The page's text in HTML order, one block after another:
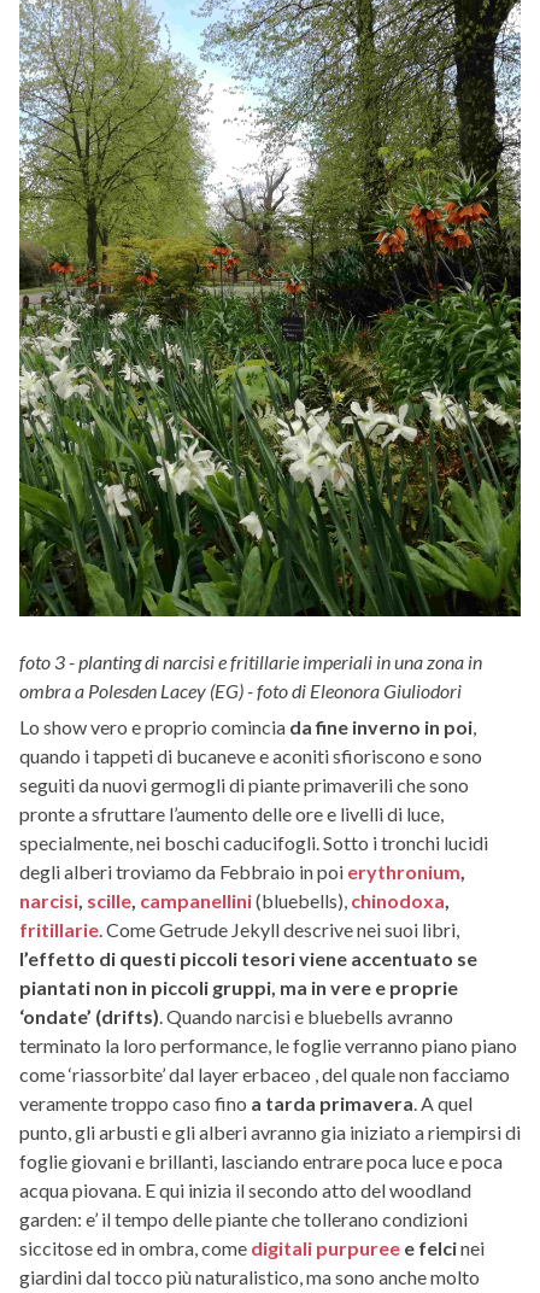
foto 3 - planting di narcisi e fritillarie imperiali in una zona in
ombra a Polesden Lacey (EG) - foto di Eleonora Giuliodori
Lo show vero e proprio comincia da fine inverno in poi,
quando i tappeti di bucaneve e aconiti sfioriscono e sono
seguiti da nuovi germogli di piante primaverili che sono
pronte a sfruttare l’aumento delle ore e livelli di luce,
specialmente, nei boschi caducifogli. Sotto i tronchi lucidi
degli alberi troviamo da Febbraio in poi erythronium,
narcisi, scille, campanellini(bluebells), chinodoxa,
fritillarie. Come Getrude Jekyll descrive nei suoi libri,
l’effetto di questi piccoli tesori viene accentuato se
piantati non in piccoli gruppi, ma in vere e proprie
‘ondate’ (drifts). Quando narcisi e bluebells avranno
terminato la loro performance, le foglie verranno piano piano
come ‘riassorbite’ dal layer erbaceo , del quale non facciamo
veramente troppo caso fino a tarda primavera. A quel
punto, gli arbusti e gli alberi avranno gia iniziato a riempirsi di
foglie giovani e brillanti, lasciando entrare poca luce e poca
acqua piovana. E qui inizia il secondo atto del woodland
garden: e’ il tempo delle piante che tollerano condizioni
siccitose ed in ombra, come digitali purpuree e felcinei
giardini dal tocco più naturalistico, ma sono anche molto